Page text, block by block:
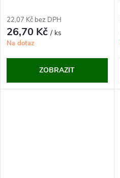
22,07 Kč bez DPH
26,70 Kč/ ks
Na dotaz
ZOBRAZIT